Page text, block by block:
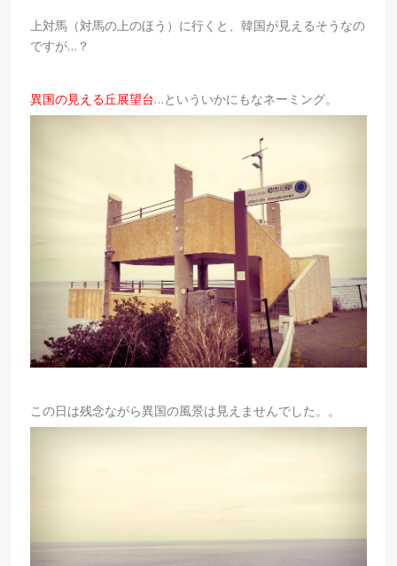
上対馬（対馬の上のほう）に行くと、韓国が見えるそうなの
ですが…？
異国の見える丘展望台…といういかにもなネーミング。
この日は残念ながら異国の風景は見えませんでした。。